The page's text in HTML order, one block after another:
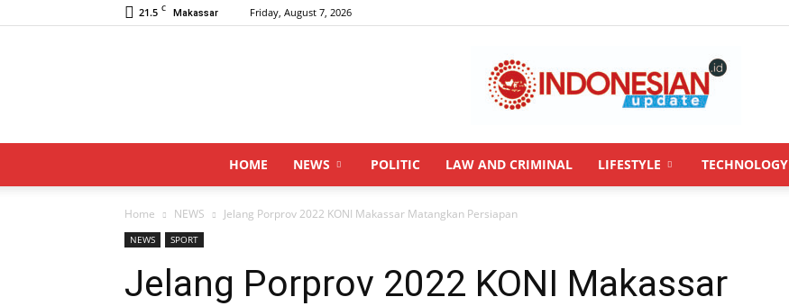
21.5 C Makassar Friday, August 7, 2026
HOME NEWS POLITIC LAW AND CRIMINAL LIFESTYLE TECHNOLOGY
Home NEWS Jelang Porprov 2022 KONI Makassar Matangkan Persiapan
NEWS SPORT
Jelang Porprov 2022 KONI Makassar